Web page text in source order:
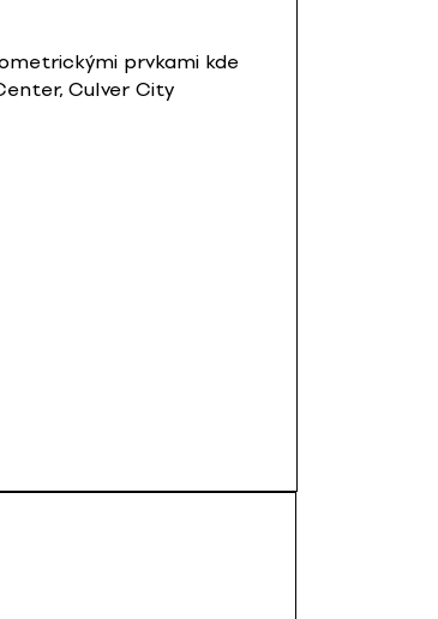
prvkami kde
Culver City